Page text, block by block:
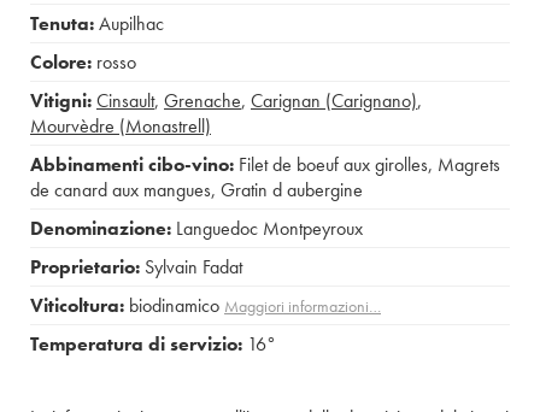
Tenuta:Aupilhac
Colore: rosso
Vitigni:Cinsault, Grenache, Carignan (Carignano),
Mourvèdre (Monastrell)
Abbinamenti cibo-vino: Filet de boeuf aux girolles, Magrets
de canard aux mangues, Gratin d aubergine
Denominazione: Languedoc Montpeyroux
Proprietario: Sylvain Fadat
Viticoltura: biodinamico Maggiori informazioni…
Temperatura di servizio: 16°